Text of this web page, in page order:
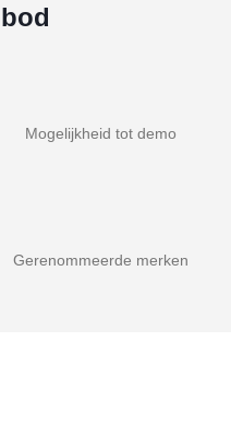
Mogelijkheid tot demo
Gerenommeerde merken